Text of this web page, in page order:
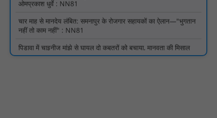
पेश : NN81
तिलावद जोड़ पर पंचायत ने यात्रियों के लिए बनाया था भवन, पास में स्कूल;
चौकी महज 1 किमी दूर, फिर भी कार्रवाई नहीं : NN81